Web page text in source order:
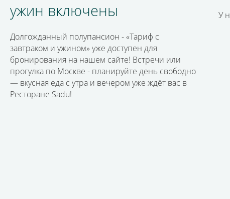
ужин включены
Долгожданный полупансион - «Тариф с
завтраком и ужином» уже доступен для
бронирования на нашем сайте! Встречи или
прогулка по Москве - планируйте день свободно
— вкусная еда с утра и вечером уже ждёт вас в
Ресторане Sadu!
У